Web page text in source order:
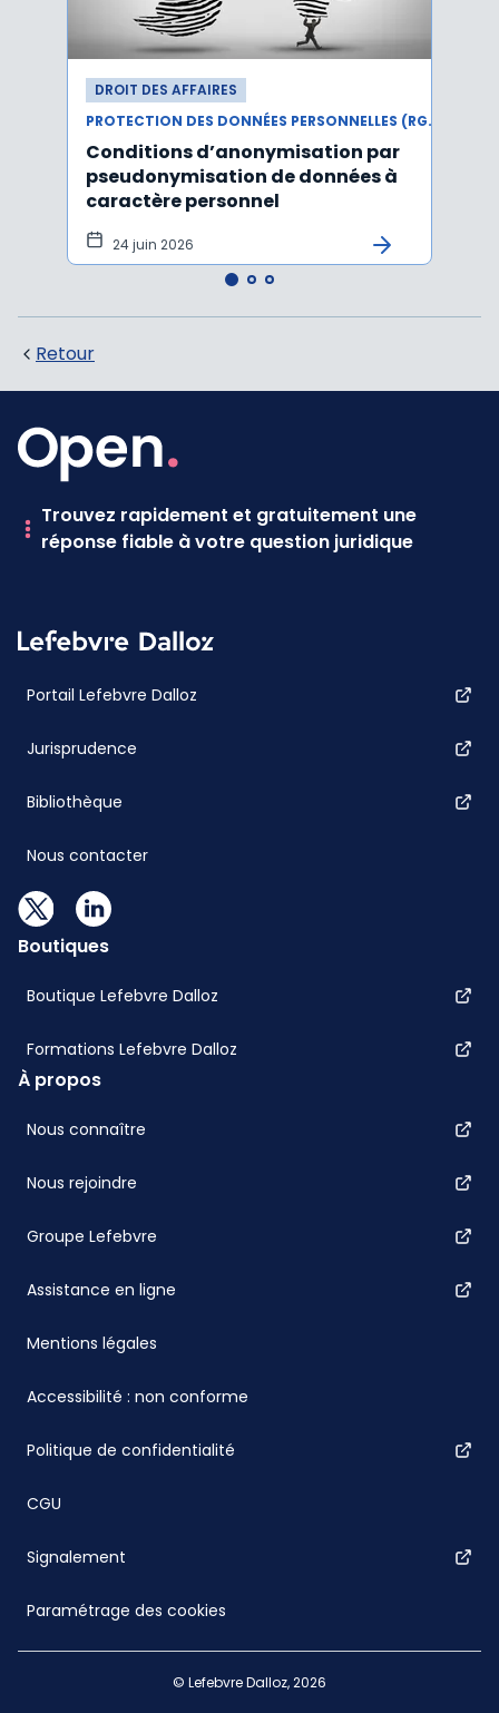
DROIT DES AFFAIRES
PROTECTION DES DONNÉES PERSONNELLES (RGPD)
Conditions d’anonymisation par
pseudonymisation de données à
caractère personnel
24 juin 2026
Retour
Trouvez rapidement et gratuitement une
réponse fiable à votre question juridique
Portail Lefebvre Dalloz
Jurisprudence
Bibliothèque
Nous contacter
Boutiques
Boutique Lefebvre Dalloz
Formations Lefebvre Dalloz
À propos
Nous connaître
Nous rejoindre
Groupe Lefebvre
Assistance en ligne
Mentions légales
Accessibilité : non conforme
Politique de confidentialité
CGU
Signalement
Paramétrage des cookies
© Lefebvre Dalloz, 2026